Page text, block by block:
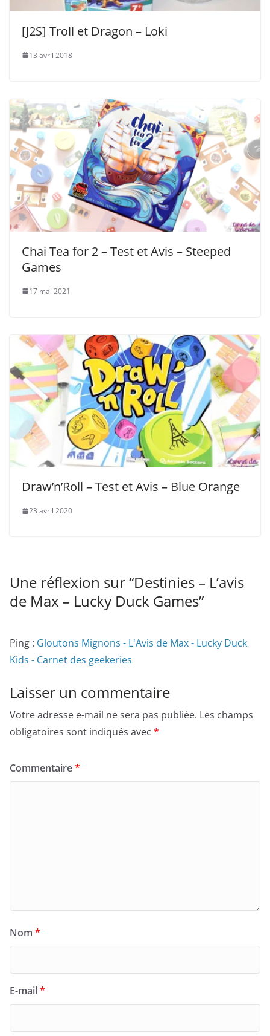
[J2S] Troll et Dragon – Loki
13 avril 2018
Chai Tea for 2 – Test et Avis – Steeped
Games
17 mai 2021
Draw’n’Roll – Test et Avis – Blue Orange
23 avril 2020
Une réflexion sur “Destinies – L’avis
de Max – Lucky Duck Games”
Ping : Gloutons Mignons - L'Avis de Max - Lucky Duck
Kids - Carnet des geekeries
Laisser un commentaire
Votre adresse e-mail ne sera pas publiée. Les champs
obligatoires sont indiqués avec *
Commentaire*
Nom *
E-mail*